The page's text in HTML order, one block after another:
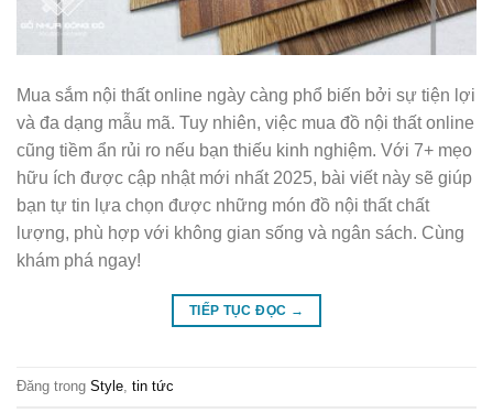
Mua sắm nội thất online ngày càng phổ biến bởi sự tiện lợi
và đa dạng mẫu mã. Tuy nhiên, việc mua đồ nội thất online
cũng tiềm ẩn rủi ro nếu bạn thiếu kinh nghiệm. Với 7+ mẹo
hữu ích được cập nhật mới nhất 2025, bài viết này sẽ giúp
bạn tự tin lựa chọn được những món đồ nội thất chất
lượng, phù hợp với không gian sống và ngân sách. Cùng
khám phá ngay!
TIẾP TỤC ĐỌC →
Đăng trong Style tin tức